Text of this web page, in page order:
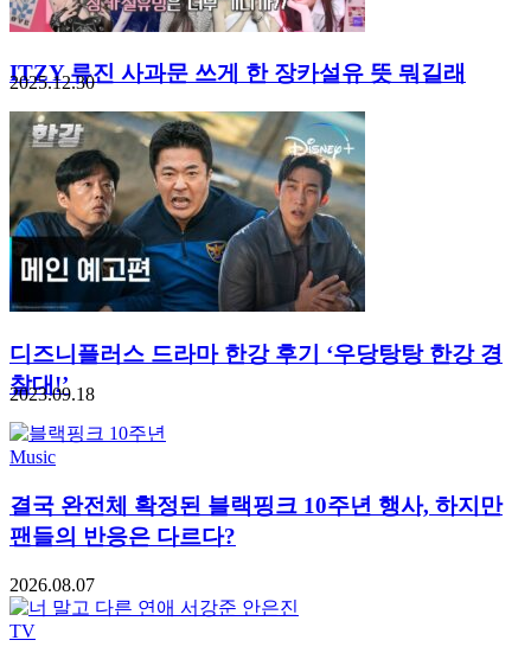
ITZY 류진 사과문 쓰게 한 장카설유 뜻 뭐길래
2025.12.30
디즈니플러스 드라마 한강 후기 ‘우당탕탕 한강 경
찰대!’
2023.09.18
Music
결국 완전체 확정된 블랙핑크 10주년 행사, 하지만
팬들의 반응은 다르다?
2026.08.07
TV